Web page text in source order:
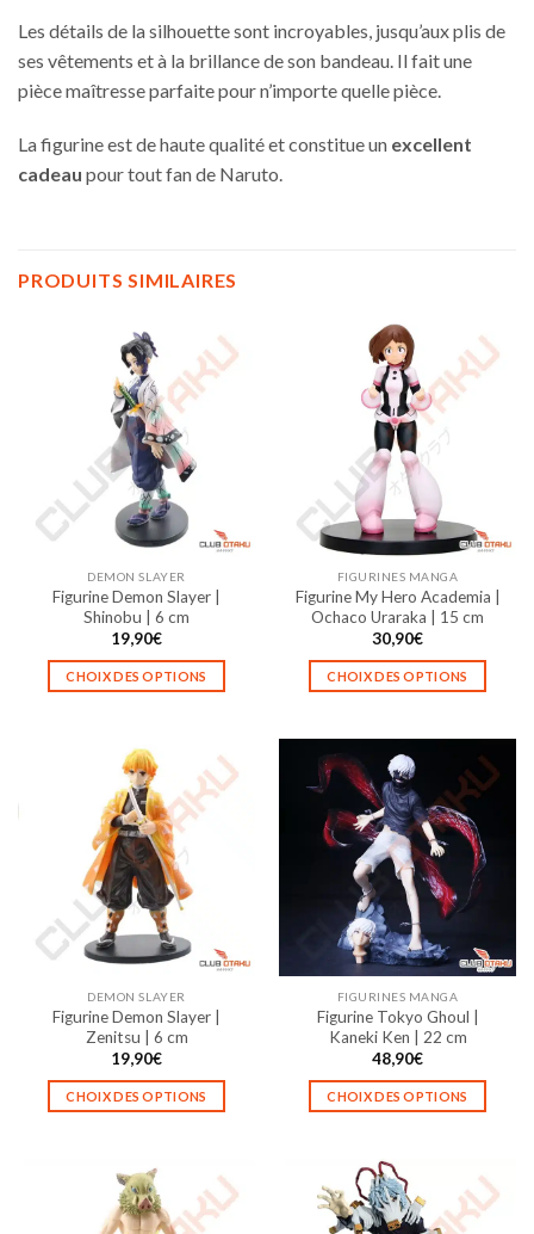
Les détails de la silhouette sont incroyables, jusqu’aux plis de
ses vêtements et à la brillance de son bandeau. Il fait une
pièce maîtresse parfaite pour n’importe quelle pièce.
La figurine est de haute qualité et constitue un excellent
cadeau pour tout fan de Naruto.
PRODUITS SIMILAIRES
DEMON SLAYER
Figurine Demon Slayer |
Shinobu | 6 cm
19,90€
CHOIX DES OPTIONS
a
plusieurs
variations.
Les
options
peuvent
être
choisies
sur
page
du
produit
FIGURINES MANGA
Figurine My Hero Academia |
Ochaco Uraraka | 15 cm
30,90€
CHOIX DES OPTIONS
a
plusieurs
variations.
Les
options
peuvent
être
choisies
sur
la
page
du
produit
DEMON SLAYER
Figurine Demon Slayer |
Zenitsu | 6 cm
19,90€
CHOIX DES OPTIONS
a
plusieurs
variations.
FIGURINES MANGA
Figurine Tokyo Ghoul |
Kaneki Ken | 22 cm
48,90€
CHOIX DES OPTIONS
a
plusieurs
variations.